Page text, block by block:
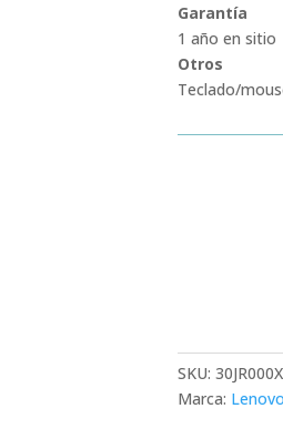
Garantía
1 año en sitio
Otros
Teclado/
SKU:
Marca: Lenovo